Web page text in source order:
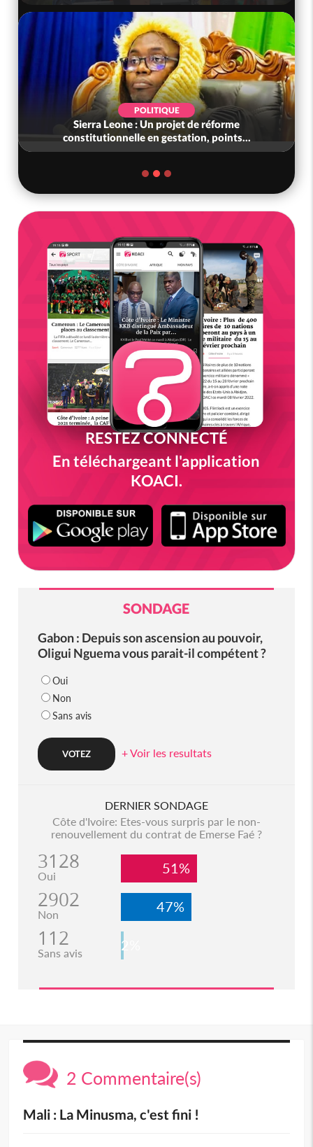
POLITIQUE
Sierra Leone : Un projet de réforme
constitutionnelle en gestation, points...
RESTEZ CONNECTÉ
En téléchargeant l'application
KOACI.
SONDAGE
Gabon : Depuis son ascension au pouvoir,
Oligui Nguema vous parait-il compétent ?
Oui
Non
Sans avis
+ Voir les resultats
DERNIER SONDAGE
Côte d'Ivoire: Etes-vous surpris par le non-
renouvellement du contrat de Emerse Faé ?
3128
Oui 51%
2902
Non 47%
112
Sans avis 2%
2 Commentaire(s)
Mali : La Minusma, c'est fini !